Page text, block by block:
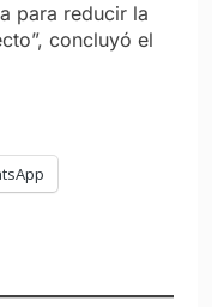
para reducir la
concluyó el